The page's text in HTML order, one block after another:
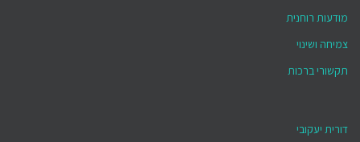
מודעות רוחנית
צמיחה ושינוי
תקשורי ברכות
דורית יעקובי